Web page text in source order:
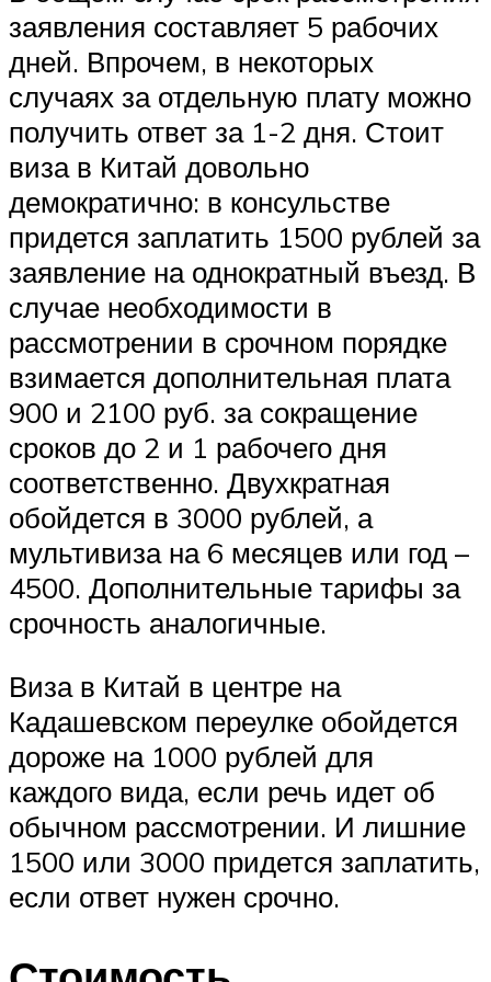
заявления составляет 5 рабочих
дней. Впрочем, в некоторых
случаях за отдельную плату можно
получить ответ за 1-2 дня. Стоит
виза в Китай довольно
демократично: в консульстве
придется заплатить 1500 рублей за
заявление на однократный въезд. В
случае необходимости в
рассмотрении в срочном порядке
взимается дополнительная плата
900 и 2100 руб. за сокращение
сроков до 2 и 1 рабочего дня
соответственно. Двухкратная
обойдется в 3000 рублей, а
мультивиза на 6 месяцев или год –
4500. Дополнительные тарифы за
срочность аналогичные.
Виза в Китай в центре на
Кадашевском переулке обойдется
дороже на 1000 рублей для
каждого вида, если речь идет об
обычном рассмотрении. И лишние
1500 или 3000 придется заплатить,
если ответ нужен срочно.